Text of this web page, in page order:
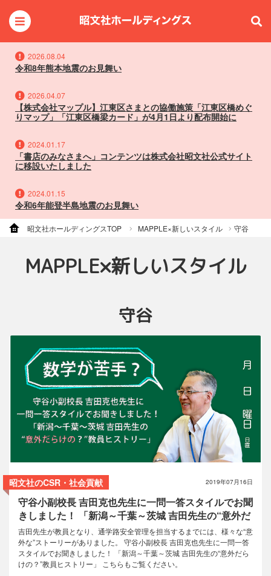
2026.08.04
令和8年熊本地震のお見舞い
2026.04.07
【株式会社マップル】江東区さまとの協働施策「江東区橋めぐ
りマップ」「江東区橋梁カード」が4月1日より配布開始に
2024.01.17
「書店のみなさまへ」コンテンツは株式会社昭文社公式サイト
に移設いたしました
2024.01.15
令和6年能登半島地震のお見舞い
昭文社ホールディングスTOP MAPPLE×新しいスタイル 守谷
MAPPLE×新しいスタイル
守谷
MAPPLEサポーター
コラム
昭文社のCSR・社会貢献 2019年07月16日
守谷小副校長 吉田克也先生に一問一答スタイルでお聞
きしました！ 「新潟～千葉～茨城 吉田先生の“意外だ
らけの？”教員ヒストリー」
吉田先生が教員となり、通学路安全管理を担当するまでには、様々な“意
外な”ストーリーがありました。 守谷小副校長 吉田克也先生に一問一答
スタイルでお聞きしました！ 「新潟～千葉～茨城 吉田先生の“意外だら
けの？”教員ヒストリー」 こちらもご覧ください。